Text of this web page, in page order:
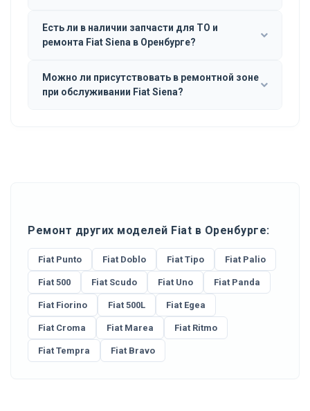
Есть ли в наличии запчасти для ТО и
ремонта Fiat Siena в Оренбурге?
Можно ли присутствовать в ремонтной зоне
при обслуживании Fiat Siena?
Ремонт других моделей Fiat в Оренбурге:
Fiat Punto Fiat Doblo Fiat Tipo Fiat Palio
Fiat 500 Fiat Scudo Fiat Uno Fiat Panda
Fiat Fiorino Fiat 500L Fiat Egea
Fiat Croma Fiat Marea Fiat Ritmo
Fiat Tempra Fiat Bravo